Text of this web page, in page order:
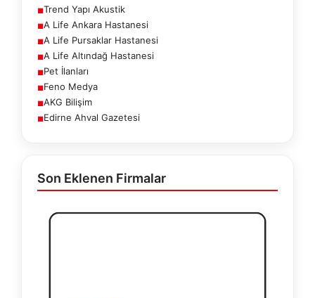
■Trend Yapı Akustik
■A Life Ankara Hastanesi
■A Life Pursaklar Hastanesi
■A Life Altındağ Hastanesi
■Pet İlanları
■Feno Medya
■AKG Bilişim
■Edirne Ahval Gazetesi
Son Eklenen Firmalar